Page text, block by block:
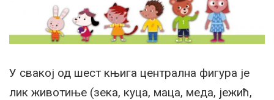
У свакој од шест књига централна фигура је
лик животиње (зека, куца, маца, меда, јежић,